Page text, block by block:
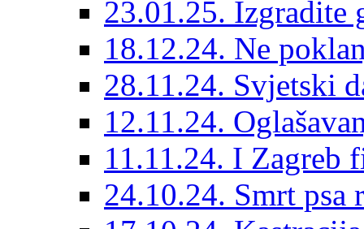
23.01.25. Izgradite
18.12.24. Ne
28.11.24. Svjetski
12.11.24.
11.11.24. I Zagreb
24.10.24. Smrt psa